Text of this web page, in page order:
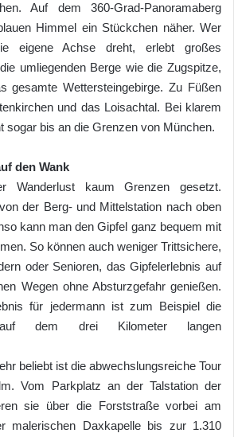
Auf dem 360-Grad-Panoramaberg
Himmel ein Stückchen näher. Wer
eigene Achse dreht, erlebt großes
umliegenden Berge wie die Zugspitze,
gesamte Wettersteingebirge. Zu Füßen
und das Loisachtal. Bei klarem
sogar bis an die Grenzen von München.
den Wank
Wanderlust kaum Grenzen gesetzt.
der Berg- und Mittelstation nach oben
kann man den Gipfel ganz bequem mit
So können auch weniger Trittsichere,
oder Senioren, das Gipfelerlebnis auf
Wegen ohne Absturzgefahr genießen.
für jedermann ist zum Beispiel die
auf dem drei Kilometer langen
beliebt ist die abwechslungsreiche Tour
Vom Parkplatz an der Talstation der
sie über die Forststraße vorbei am
malerischen Daxkapelle bis zur 1.310